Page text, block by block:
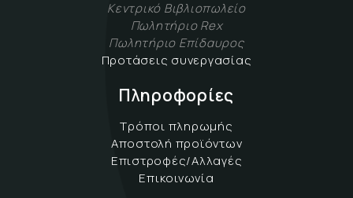
Κεντρικό Βιβλιοπωλείο
Πωλητήριο Rex
Πωλητήριο Επίδαυρος
Προτάσεις συνεργασίας
Πληροφορίες
Τρόποι πληρωμής
Αποστολή προϊόντων
Επιστροφές/Αλλαγές
Επικοινωνία